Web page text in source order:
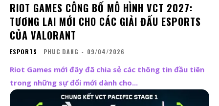
RIOT GAMES CÔNG BỐ MÔ HÌNH VCT 2027:
TƯƠNG LAI MỚI CHO CÁC GIẢI ĐẤU ESPORTS
CỦA VALORANT
ESPORTS PHUC DANG - 09/04/2026
Riot Games mới đây đã chia sẻ các thông tin đầu tiên
trong những sự đổi mới dành cho...